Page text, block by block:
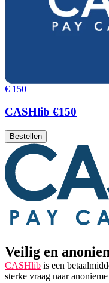
€ 150
CASHlib €150
Bestellen
Veilig en
CASHlib is een
sterke vraag naar